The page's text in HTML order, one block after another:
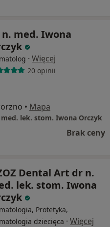
med. Iwona
· Więcej
20 opinii
• Mapa
lek. stom. Iwona Orczyk
Brak ceny
Dental Art dr n.
lek. stom. Iwona
Protetyka,
dziecięca · Więcej